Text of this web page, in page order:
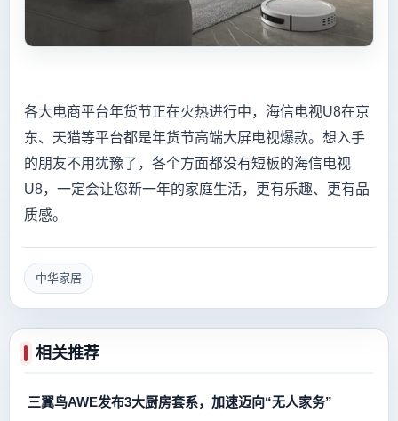
各大电商平台年货节正在火热进行中，海信电视U8在京
东、天猫等平台都是年货节高端大屏电视爆款。想入手
的朋友不用犹豫了，各个方面都没有短板的海信电视
U8，一定会让您新一年的家庭生活，更有乐趣、更有品
质感。
中华家居
相关推荐
三翼鸟AWE发布3大厨房套系，加速迈向“无人家务”